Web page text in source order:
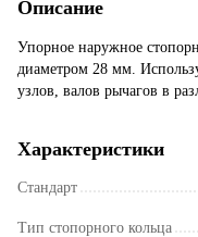
Описание
Упорное наружное
диаметром 28 мм.
узлов, валов рычагов в
Характеристики
Стандарт
Тип стопорного кольца